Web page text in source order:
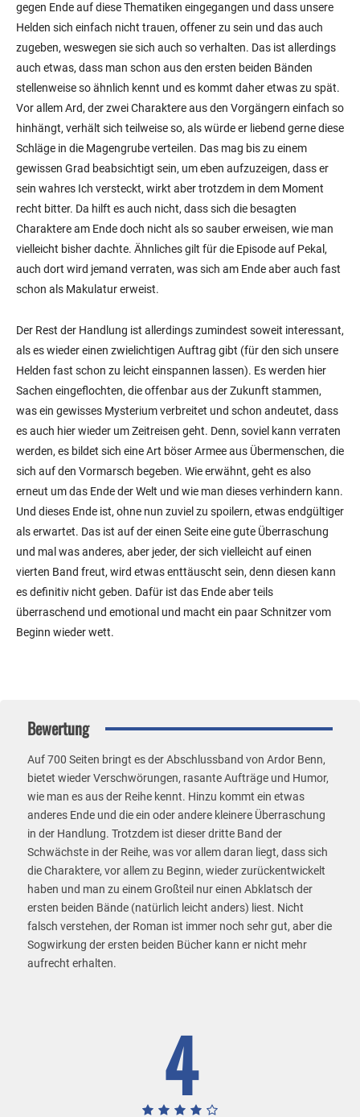
gegen Ende auf diese Thematiken eingegangen und dass unsere
Helden sich einfach nicht trauen, offener zu sein und das auch
zugeben, weswegen sie sich auch so verhalten. Das ist allerdings
auch etwas, dass man schon aus den ersten beiden Bänden
stellenweise so ähnlich kennt und es kommt daher etwas zu spät.
Vor allem Ard, der zwei Charaktere aus den Vorgängern einfach so
hinhängt, verhält sich teilweise so, als würde er liebend gerne diese
Schläge in die Magengrube verteilen. Das mag bis zu einem
gewissen Grad beabsichtigt sein, um eben aufzuzeigen, dass er
sein wahres Ich versteckt, wirkt aber trotzdem in dem Moment
recht bitter. Da hilft es auch nicht, dass sich die besagten
Charaktere am Ende doch nicht als so sauber erweisen, wie man
vielleicht bisher dachte. Ähnliches gilt für die Episode auf Pekal,
auch dort wird jemand verraten, was sich am Ende aber auch fast
schon als Makulatur erweist.
Der Rest der Handlung ist allerdings zumindest soweit interessant,
als es wieder einen zwielichtigen Auftrag gibt (für den sich unsere
Helden fast schon zu leicht einspannen lassen). Es werden hier
Sachen eingeflochten, die offenbar aus der Zukunft stammen,
was ein gewisses Mysterium verbreitet und schon andeutet, dass
es auch hier wieder um Zeitreisen geht. Denn, soviel kann verraten
werden, es bildet sich eine Art böser Armee aus Übermenschen, die
sich auf den Vormarsch begeben. Wie erwähnt, geht es also
erneut um das Ende der Welt und wie man dieses verhindern kann.
Und dieses Ende ist, ohne nun zuviel zu spoilern, etwas endgültiger
als erwartet. Das ist auf der einen Seite eine gute Überraschung
und mal was anderes, aber jeder, der sich vielleicht auf einen
vierten Band freut, wird etwas enttäuscht sein, denn diesen kann
es definitiv nicht geben. Dafür ist das Ende aber teils
überraschend und emotional und macht ein paar Schnitzer vom
Beginn wieder wett.
Bewertung
Auf 700 Seiten bringt es der Abschlussband von Ardor Benn,
bietet wieder Verschwörungen, rasante Aufträge und Humor,
wie man es aus der Reihe kennt. Hinzu kommt ein etwas
anderes Ende und die ein oder andere kleinere Überraschung
in der Handlung. Trotzdem ist dieser dritte Band der
Schwächste in der Reihe, was vor allem daran liegt, dass sich
die Charaktere, vor allem zu Beginn, wieder zurückentwickelt
haben und man zu einem Großteil nur einen Abklatsch der
ersten beiden Bände (natürlich leicht anders) liest. Nicht
falsch verstehen, der Roman ist immer noch sehr gut, aber die
Sogwirkung der ersten beiden Bücher kann er nicht mehr
aufrecht erhalten.
4